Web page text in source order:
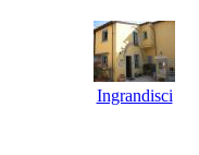
Ingrandisci